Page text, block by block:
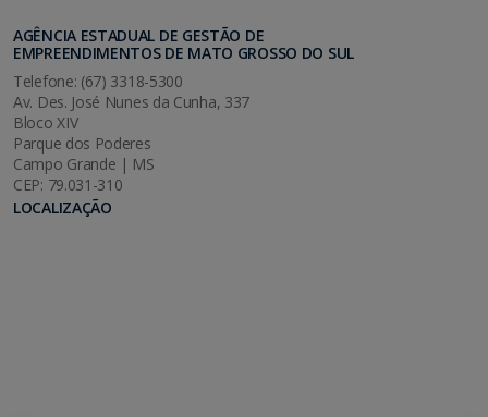
AGÊNCIA ESTADUAL DE GESTÃO DE
EMPREENDIMENTOS DE MATO GROSSO DO SUL
Telefone: (67) 3318-5300
Av. Des. José Nunes da Cunha, 337
Bloco XIV
Parque dos Poderes
Campo Grande | MS
CEP: 79.031-310
LOCALIZAÇÃO